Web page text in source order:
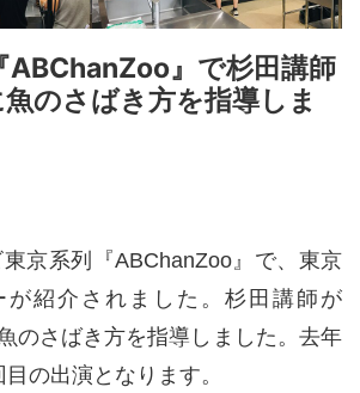
ABChanZoo』で杉田講師
のさばき方を指導しま
京系列『ABChanZoo』で、東京
が紹介されました。杉田講師が
のさばき方を指導しました。去年
の出演となります。